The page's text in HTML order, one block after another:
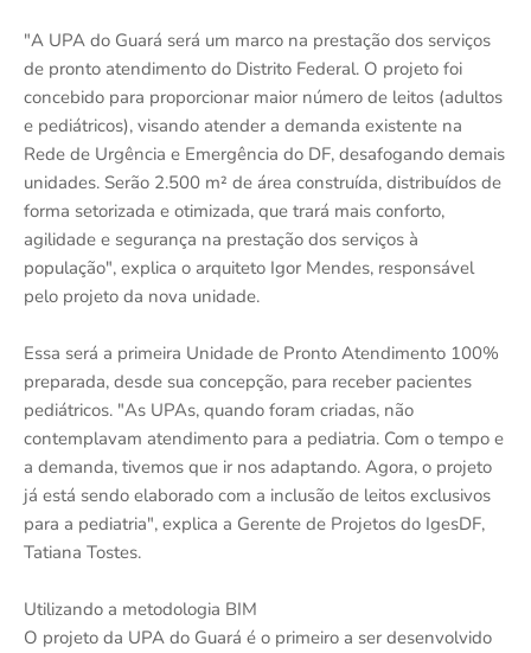
"A UPA do Guará será um marco na prestação dos serviços
de pronto atendimento do Distrito Federal. O projeto foi
concebido para proporcionar maior número de leitos (adultos
e pediátricos), visando atender a demanda existente na
Rede de Urgência e Emergência do DF, desafogando demais
unidades. Serão 2.500 m² de área construída, distribuídos de
forma setorizada e otimizada, que trará mais conforto,
agilidade e segurança na prestação dos serviços à
população", explica o arquiteto Igor Mendes, responsável
pelo projeto da nova unidade.
Essa será a primeira Unidade de Pronto Atendimento 100%
preparada, desde sua concepção, para receber pacientes
pediátricos. "As UPAs, quando foram criadas, não
contemplavam atendimento para a pediatria. Com o tempo e
a demanda, tivemos que ir nos adaptando. Agora, o projeto
já está sendo elaborado com a inclusão de leitos exclusivos
para a pediatria", explica a Gerente de Projetos do IgesDF,
Tatiana Tostes.
Utilizando a metodologia BIM
O projeto da UPA do Guará é o primeiro a ser desenvolvido